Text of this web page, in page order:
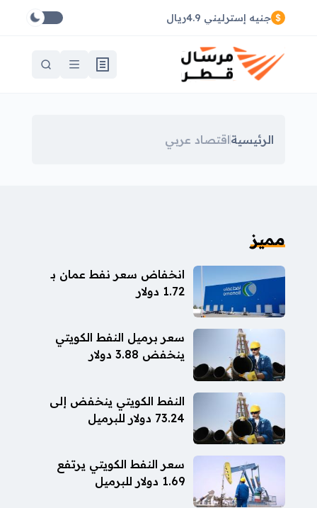
جنيه إسترليني 4.9ريال
الرئيسيةاقتصاد عربي
مميز
انخفاض سعر نفط عمان بـ
1.72 دولار
سعر برميل النفط الكويتي
ينخفض 3.88 دولار
النفط الكويتي ينخفض إلى
73.24 دولار للبرميل
سعر النفط الكويتي يرتفع
1.69 دولار للبرميل